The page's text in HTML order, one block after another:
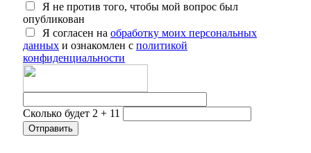
Я не против того, чтобы мой вопрос был
опубликован
Я согласен на обработку моих персональных
данных и ознакомлен с политикой
конфиденциальности
Сколько будет 2 + 11